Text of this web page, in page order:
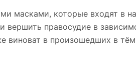
масками, которые входят в
правосудие в
виноват в произошедших в